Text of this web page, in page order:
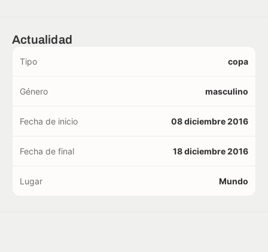
Actualidad
Tipo copa
Género masculino
Fecha de inicio 08 diciembre 2016
Fecha de final 18 diciembre 2016
Lugar Mundo